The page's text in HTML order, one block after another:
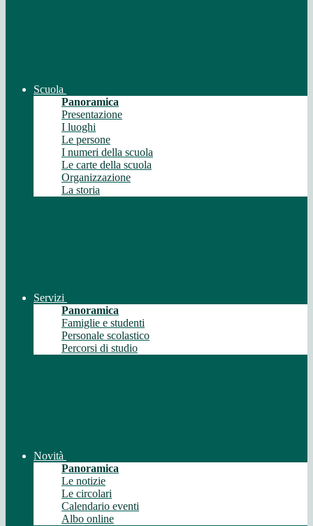
Scuola
Panoramica
Presentazione
I luoghi
Le persone
I numeri della scuola
Le carte della scuola
Organizzazione
La storia
Servizi
Panoramica
Famiglie e studenti
Personale scolastico
Percorsi di studio
Novità
Panoramica
Le notizie
Le circolari
Calendario eventi
Albo online